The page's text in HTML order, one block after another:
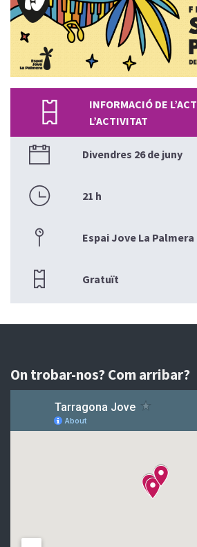
INFORMACIÓ DE
L’ACTIVITAT
Divendres 26 de juny
21 h
Espai Jove La Palmera
Gratuït
On trobar-nos? Com arribar?